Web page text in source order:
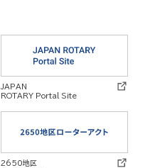
JAPAN
ROTARY Portal Site
2650地区